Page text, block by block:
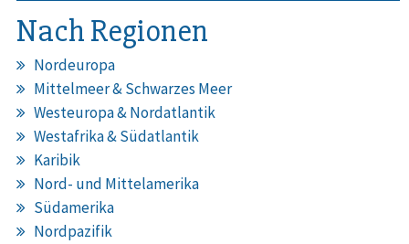
Nach Regionen
Nordeuropa
Mittelmeer & Schwarzes Meer
Westeuropa & Nordatlantik
Westafrika & Südatlantik
Karibik
Nord- und Mittelamerika
Südamerika
Nordpazifik